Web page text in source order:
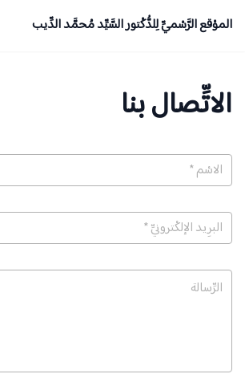
الموْقع الرَّسْميِّ لِلدُّكْتور السَّيِّد مُحمَّد الدِّيب
الاتِّصال بنا